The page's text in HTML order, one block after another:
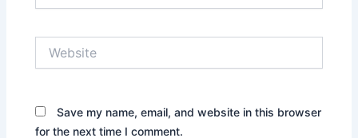
Save my name, email, and website in this browser
for the next time I comment.